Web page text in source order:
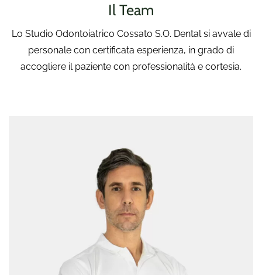
Il Team
Lo Studio Odontoiatrico Cossato S.O. Dental si avvale di
personale con certificata esperienza, in grado di
accogliere il paziente con professionalità e cortesia.